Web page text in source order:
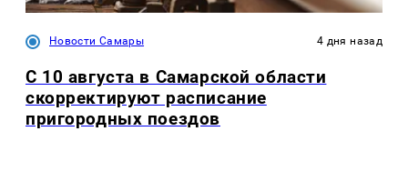
Новости Самары 4 дня назад
С 10 августа в Самарской области
скорректируют расписание
пригородных поездов